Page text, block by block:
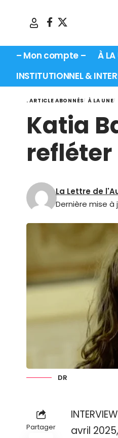
– Mon compte – À LA
INSTITUTIONNEL &
. ARTICLE ABONNÉS À LA UNE
Katia
Dernière mise à
La Lettre de
DR
Partager
avril